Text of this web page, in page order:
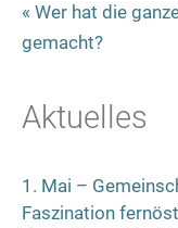
« Wer hat die
gemacht?
Aktuelles
1. Mai –
Faszination